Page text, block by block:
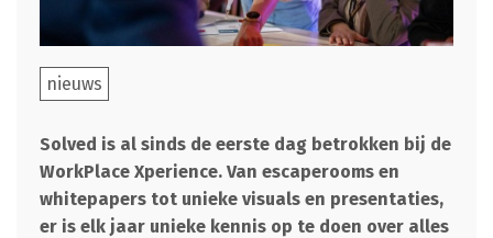
nieuws
Solved is al sinds de eerste dag betrokken bij de
WorkPlace Xperience. Van escaperooms en
whitepapers tot unieke visuals en presentaties,
er is elk jaar unieke kennis op te doen over alles